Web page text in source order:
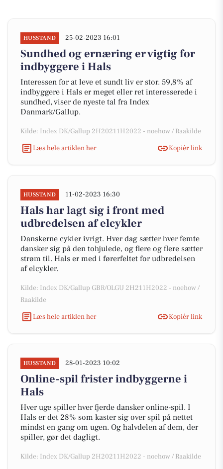
HUSSTAND 25-02-2023 16:01
Sundhed og ernæring er vigtig for
indbyggere i Hals
Interessen for at leve et sundt liv er stor. 59,8% af
indbyggere i Hals er meget eller ret interesserede i
sundhed, viser de nyeste tal fra Index
Danmark/Gallup.
Kilde: Index DK/Gallup 2H20211H2022 - noehow / Raakilde
Læs hele artiklen her
Kopiér link
HUSSTAND 11-02-2023 16:30
Hals har lagt sig i front med
udbredelsen af elcykler
Danskerne cykler ivrigt. Hver dag sætter hver femte
dansker sig på den tohjulede, og flere og flere sætter
strøm til. Hals er med i førerfeltet for udbredelsen
af elcykler.
Kilde: Index DK/Gallup GBR/OLGU 2H211H2022 - noehow /
Raakilde
Læs hele artiklen her
Kopiér link
HUSSTAND 28-01-2023 10:02
Online-spil frister indbyggerne i
Hals
Hver uge spiller hver fjerde dansker online-spil. I
Hals er det 28% som kaster sig over spil på nettet
mindst en gang om ugen. Og halvdelen af dem, der
spiller, gør det dagligt.
Kilde: Index DK/Gallup 2H20211H2022 - noehow / Raakilde